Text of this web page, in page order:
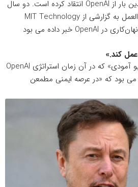
اما ماسک بعد از جدایی، چندین بار از OpenAI انتقاد کرده است. دو سال
سپس از خروج، او در عکس العمل به گزارشی از MIT Technology
Review که از وجود فرهنگ نهان‌کاری در OpenAI خبر داده می بود
او این چنین با اشاره به «داریو آمودی» که در آن زمان استراتژی OpenAI
بود که «در عرصه ایمنی مطمعن